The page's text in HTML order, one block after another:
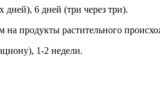
6 дней (три через три).
продукты растительного
1-2 недели.